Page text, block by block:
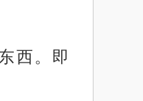
西。即